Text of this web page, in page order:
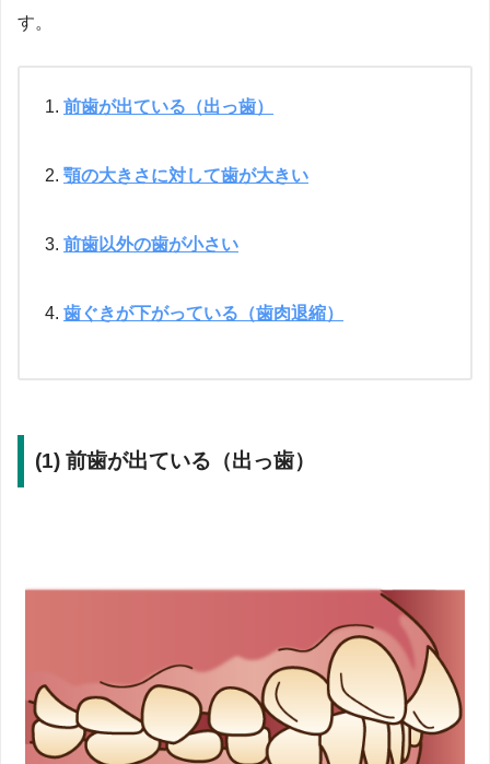
す。
前歯が出ている（出っ歯）
顎の大きさに対して歯が大きい
前歯以外の歯が小さい
歯ぐきが下がっている（歯肉退縮）
(1) 前歯が出ている（出っ歯）